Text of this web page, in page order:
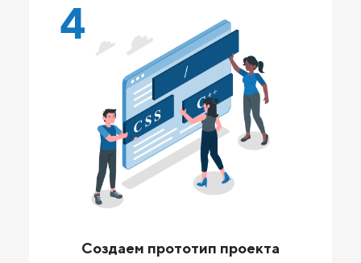
4
Создаем прототип проекта